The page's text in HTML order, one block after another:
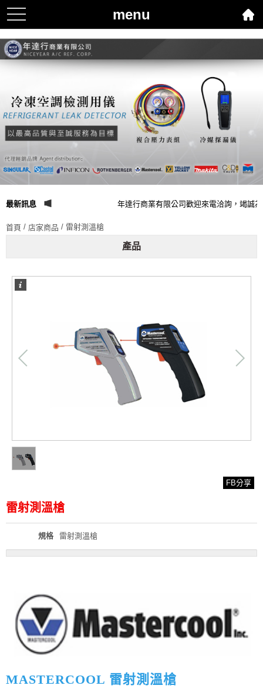
menu
toggle
navigation
最新訊息 年達行商業有限公司歡迎來電洽詢，竭誠為
首頁 / 店家商品 / 雷射測溫槍
產品
FB分享
雷射測溫槍
規格 雷射測溫槍
MASTERCOOL 雷射測溫槍